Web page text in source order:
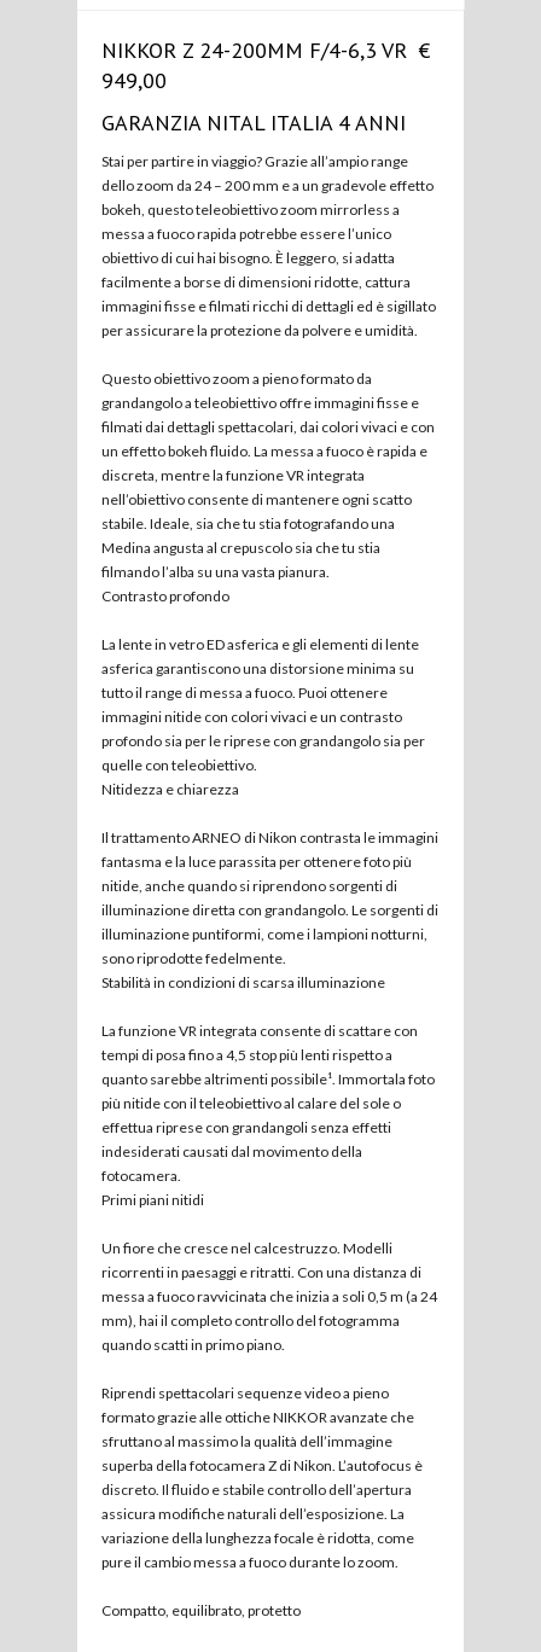
NIKKOR Z 24-200MM F/4-6,3 VR €
949,00
GARANZIA NITAL ITALIA 4 ANNI
Stai per partire in viaggio? Grazie all’ampio range
dello zoom da 24 – 200 mm e a un gradevole effetto
bokeh, questo teleobiettivo zoom mirrorless a
messa a fuoco rapida potrebbe essere l’unico
obiettivo di cui hai bisogno. È leggero, si adatta
facilmente a borse di dimensioni ridotte, cattura
immagini fisse e filmati ricchi di dettagli ed è sigillato
per assicurare la protezione da polvere e umidità.
Questo obiettivo zoom a pieno formato da
grandangolo a teleobiettivo offre immagini fisse e
filmati dai dettagli spettacolari, dai colori vivaci e con
un effetto bokeh fluido. La messa a fuoco è rapida e
discreta, mentre la funzione VR integrata
nell’obiettivo consente di mantenere ogni scatto
stabile. Ideale, sia che tu stia fotografando una
Medina angusta al crepuscolo sia che tu stia
filmando l’alba su una vasta pianura.
Contrasto profondo
La lente in vetro ED asferica e gli elementi di lente
asferica garantiscono una distorsione minima su
tutto il range di messa a fuoco. Puoi ottenere
immagini nitide con colori vivaci e un contrasto
profondo sia per le riprese con grandangolo sia per
quelle con teleobiettivo.
Nitidezza e chiarezza
Il trattamento ARNEO di Nikon contrasta le immagini
fantasma e la luce parassita per ottenere foto più
nitide, anche quando si riprendono sorgenti di
illuminazione diretta con grandangolo. Le sorgenti di
illuminazione puntiformi, come i lampioni notturni,
sono riprodotte fedelmente.
Stabilità in condizioni di scarsa illuminazione
La funzione VR integrata consente di scattare con
tempi di posa fino a 4,5 stop più lenti rispetto a
quanto sarebbe altrimenti possibile¹. Immortala foto
più nitide con il teleobiettivo al calare del sole o
effettua riprese con grandangoli senza effetti
indesiderati causati dal movimento della
fotocamera.
Primi piani nitidi
Un fiore che cresce nel calcestruzzo. Modelli
ricorrenti in paesaggi e ritratti. Con una distanza di
messa a fuoco ravvicinata che inizia a soli 0,5 m (a 24
mm), hai il completo controllo del fotogramma
quando scatti in primo piano.
Riprendi spettacolari sequenze video a pieno
formato grazie alle ottiche NIKKOR avanzate che
sfruttano al massimo la qualità dell’immagine
superba della fotocamera Z di Nikon. L’autofocus è
discreto. Il fluido e stabile controllo dell’apertura
assicura modifiche naturali dell’esposizione. La
variazione della lunghezza focale è ridotta, come
pure il cambio messa a fuoco durante lo zoom.
Compatto, equilibrato, protetto